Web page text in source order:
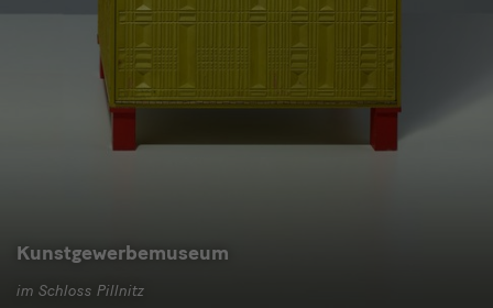
Kunstgewerbemuseum
im Schloss Pillnitz